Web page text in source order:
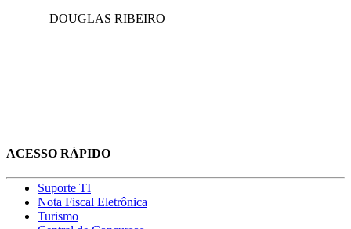
DOUGLAS RIBEIRO
ACESSO RÁPIDO
Suporte TI
Nota Fiscal Eletrônica
Turismo